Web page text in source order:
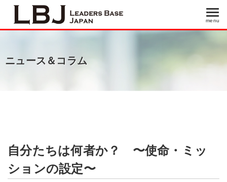
menu
menu
ニュース＆コラム
自分たちは何者か？ 〜使命・ミッ
ションの設定〜